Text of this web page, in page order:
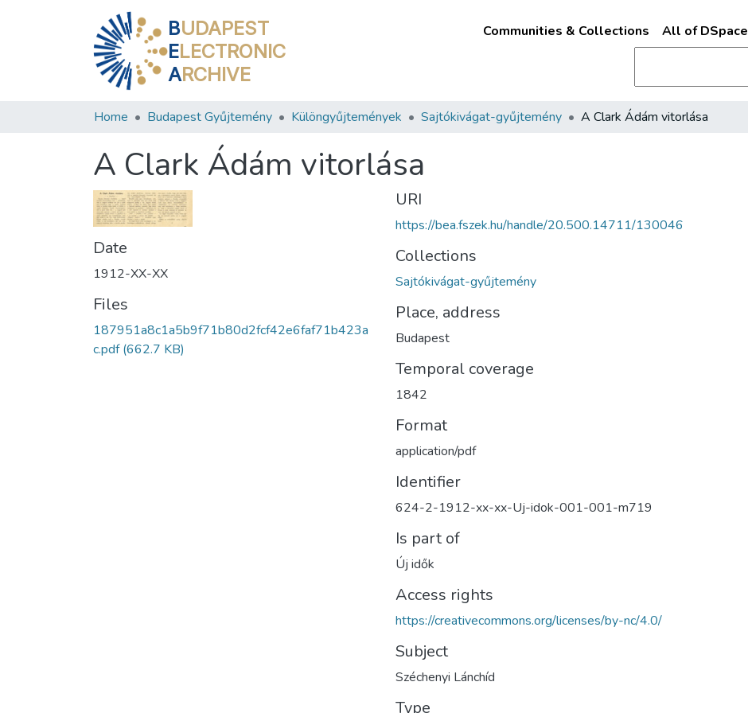
BUDAPEST
ELECTRONIC
ARCHIVE
Communities & Collections All of DSpace
Home Budapest Gyűjtemény Különgyűjtemények Sajtókivágat-gyűjtemény A Clark Ádám vitorlása
A Clark Ádám vitorlása
Date
1912-XX-XX
Files
187951a8c1a5b9f71b80d2fcf42e6faf71b423a
c.pdf(662.7 KB)
URI
https://bea.fszek.hu/handle/20.500.14711/130046
Collections
Sajtókivágat-gyűjtemény
Place, address
Budapest
Temporal coverage
1842
Format
application/pdf
Identifier
624-2-1912-xx-xx-Uj-idok-001-001-m719
Is part of
Új idők
Access rights
https://creativecommons.org/licenses/by-nc/4.0/
Subject
Széchenyi Lánchíd
Type